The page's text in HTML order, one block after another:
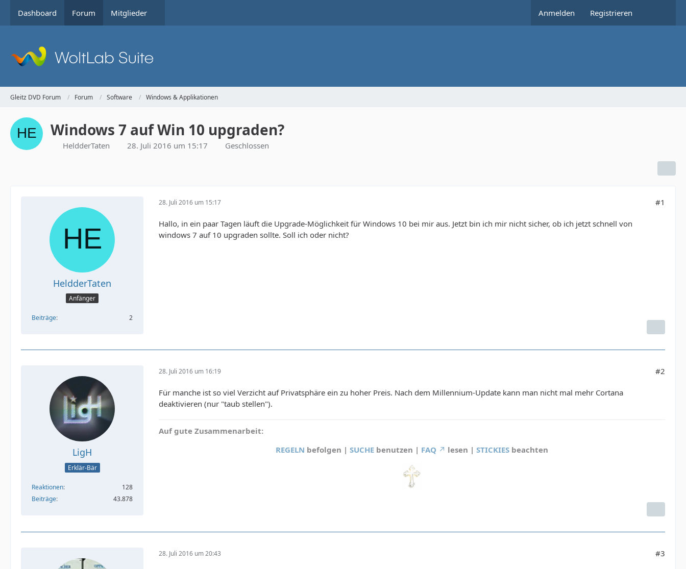
Dashboard Forum Mitglieder Anmelden Registrieren
Gleitz DVD Forum Forum Software Windows & Applikationen
Windows 7 auf Win 10 upgraden?
HeldderTaten 28. Juli 2016 um 15:17 Geschlossen
HeldderTaten
Anfänger
Beiträge 2
28. Juli 2016 um 15:17 #1
Hallo, in ein paar Tagen läuft die Upgrade-Möglichkeit für Windows 10 bei mir aus. Jetzt bin ich mir nicht sicher, ob ich jetzt schnell von
windows 7 auf 10 upgraden sollte. Soll ich oder nicht?
LigH
Erklär-Bär
Reaktionen
128
Beiträge
43.878
28. Juli 2016 um 16:19 #2
Für manche ist so viel Verzicht auf Privatsphäre ein zu hoher Preis. Nach dem Millennium-Update kann man nicht mal mehr Cortana
deaktivieren (nur "taub stellen").
Auf gute Zusammenarbeit:
REGELN befolgen | SUCHE benutzen | FAQ lesen | STICKIES beachten
28. Juli 2016 um 20:43 #3